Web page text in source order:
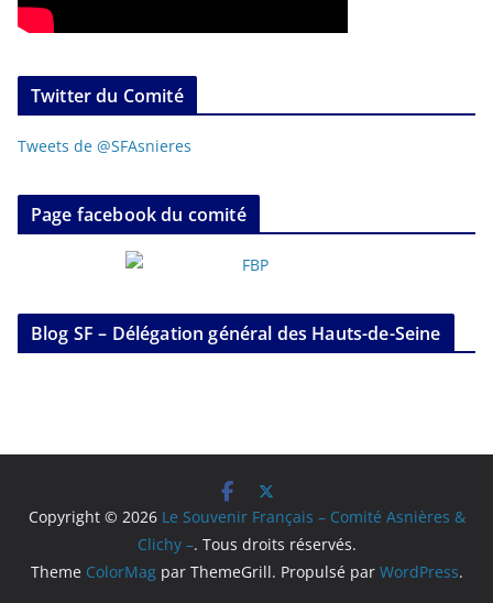
Twitter du Comité
Tweets de @SFAsnieres
Page facebook du comité
Blog SF – Délégation général des Hauts-de-Seine
Copyright © 2026 Le Souvenir Français – Comité Asnières &
Clichy –. Tous droits réservés.
Theme ColorMagpar ThemeGrill. Propulsé par WordPress.